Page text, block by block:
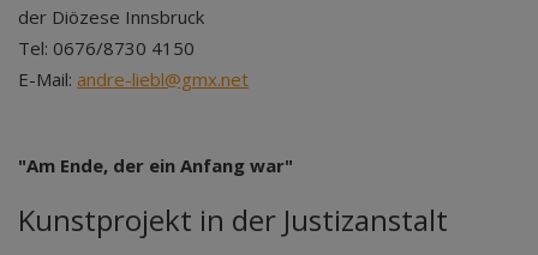
der Diözese Innsbruck
Tel: 0676/8730 4150
E-Mail: andre-liebl@gmx.net
"Am Ende, der ein Anfang war"
Kunstprojekt in der Justizanstalt